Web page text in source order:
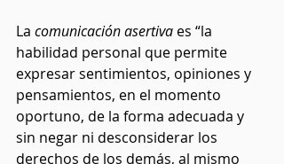
La comunicación asertiva es “la
habilidad personal que permite
expresar sentimientos, opiniones y
pensamientos, en el momento
oportuno, de la forma adecuada y
sin negar ni desconsiderar los
derechos de los demás, al mismo